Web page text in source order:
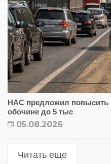
НАС предложил повысить
обочине до 5 тыс
05.08.2026
Читать еще